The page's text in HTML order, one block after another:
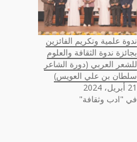
ندوة علمية وتكريم الفائزين
بجائزة ندوة الثقافة والعلوم
للشعر العربي (دورة الشاعر
سلطان بن علي العويس)
21 أبريل، 2024
في "ادب وثقافة"